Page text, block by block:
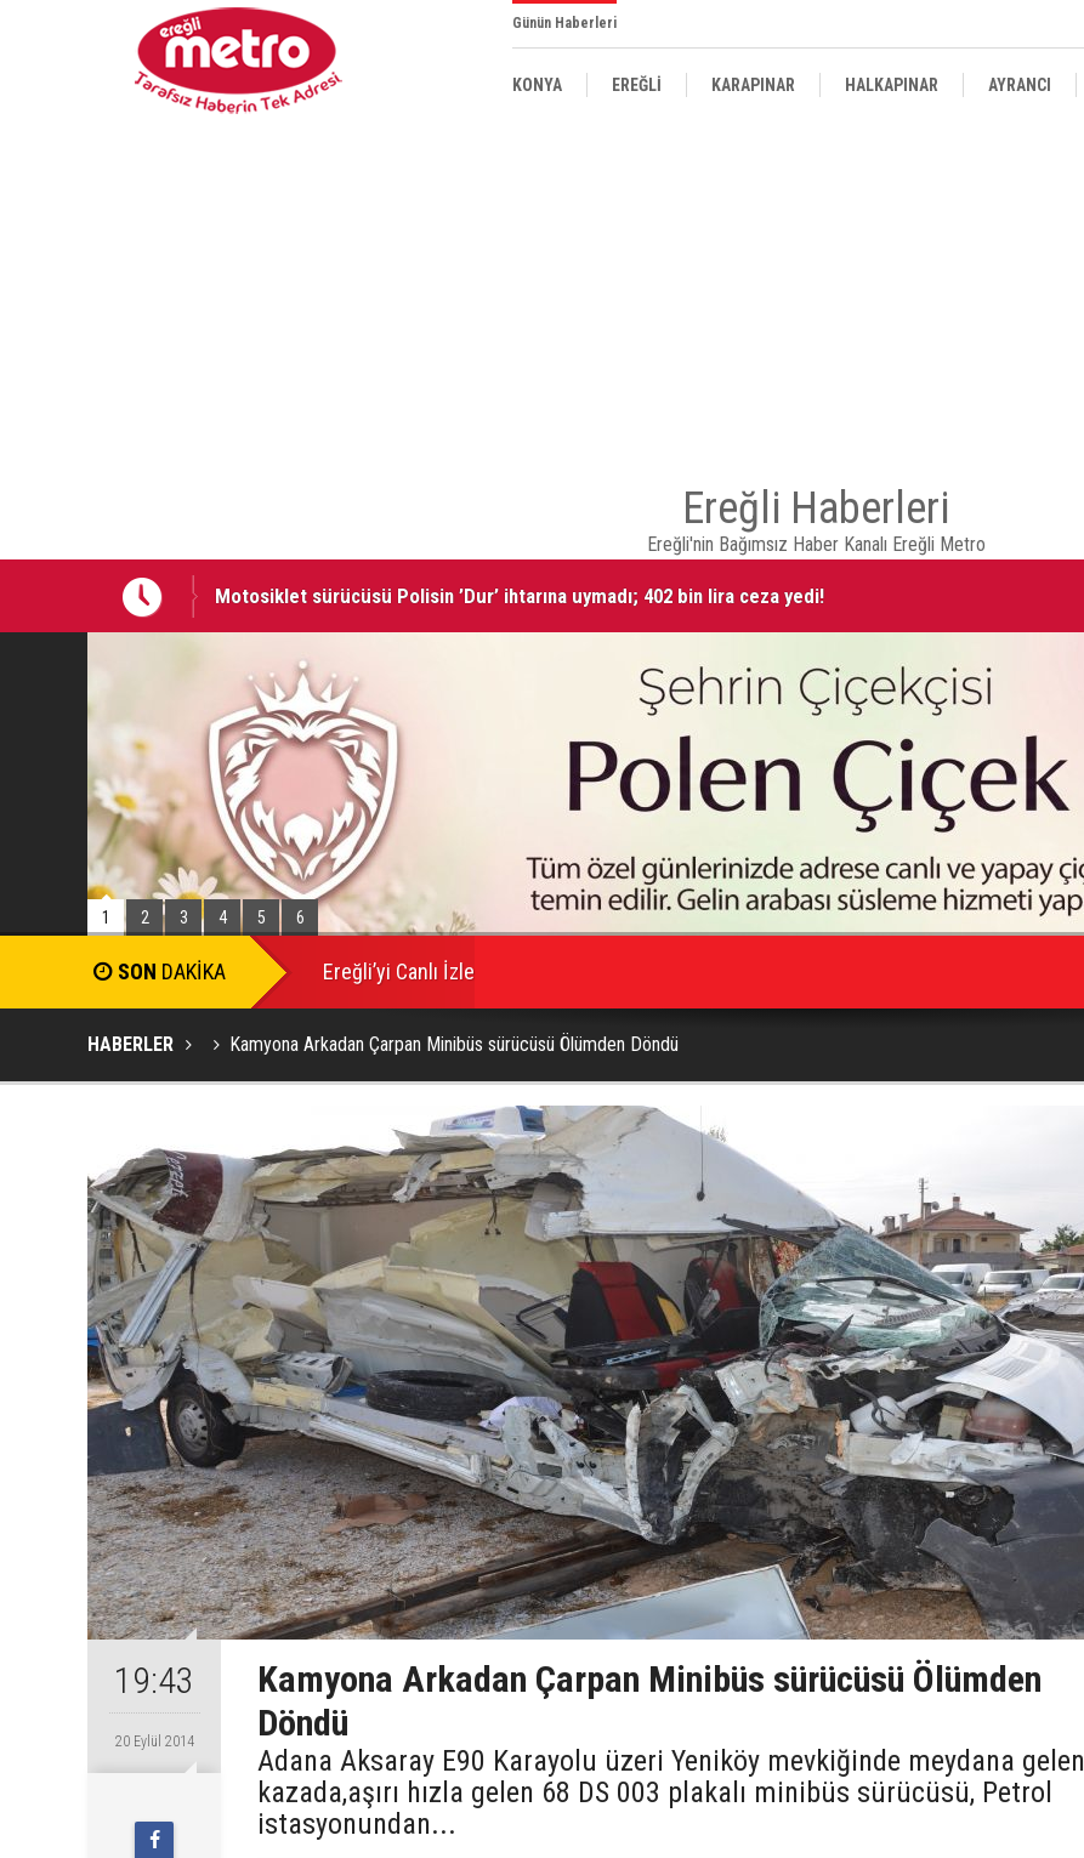
Günün Haberleri
KONYA EREĞLİ KARAPINAR HALKAPINAR AYRANCI
Ereğli Haberleri
Ereğli'nin Bağımsız Haber Kanalı Ereğli Metro
Motosiklet sürücüsü Polisin ’Dur’ ihtarına uymadı; 402 bin lira ceza yedi!
İki otomobilin çarpıştığı kaza’da: 4 kişi yaralandı
1 2 3 4 5 6
Ereğli’yi Canlı İzle
HABERLER Kamyona Arkadan Çarpan Minibüs sürücüsü Ölümden Döndü
19:43
20 Eylül 2014
Kamyona Arkadan Çarpan Minibüs sürücüsü Ölümden
Döndü
Adana Aksaray E90 Karayolu üzeri Yeniköy mevkiğinde meydana gelen
kazada,aşırı hızla gelen 68 DS 003 plakalı minibüs sürücüsü, Petrol
istasyonundan...